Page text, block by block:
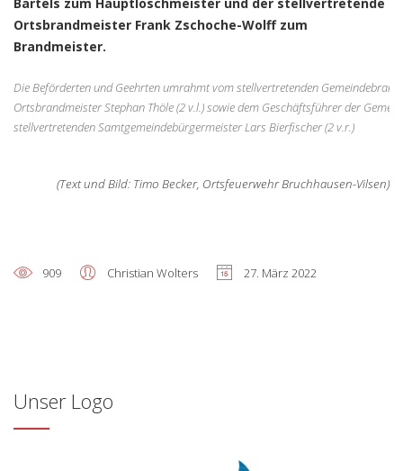
Ortsbrandmeister Frank Zschoche-Wolff zum
Brandmeister.
Die Beförderten und Geehrten umrahmt vom stellvertretenden
Ortsbrandmeister Stephan Thöle (2 v.l.) sowie dem Geschäftsführer der
stellvertretenden Samtgemeindebürgermeister Lars Bierfischer (2 v.r.)
(Text und Bild: Timo Becker, Ortsfeuerwehr Bruchhausen-Vilsen)
909 Christian Wolters 27. März 2022
Unser Logo